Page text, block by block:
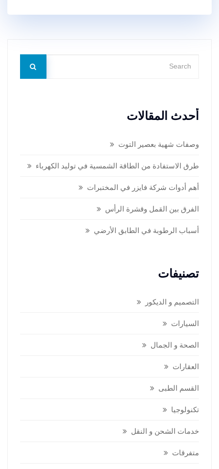
أحدث المقالات
وصفات شهية بعصير التوت
طرق الاستفادة من الطاقة الشمسية في توليد الكهرباء
أهم أدوات شركة فايزر في المختبرات
الفرق بين القمل وقشرة الرأس
أسباب الرطوبة في الطابق الأرضي
تصنيفات
التصميم و الديكور
السيارات
الصحة و الجمال
العقارات
القسم الطبى
تكنولوجيا
خدمات الشحن و النقل
متفرقات